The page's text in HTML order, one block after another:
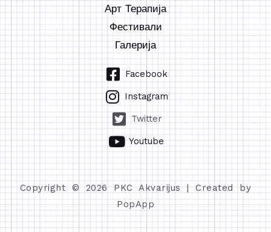
Арт Терапија
Фестивали
Галерија
Facebook
Instagram
Twitter
Youtube
Copyright © 2026 PKC Akvarijus | Created by
PopApp